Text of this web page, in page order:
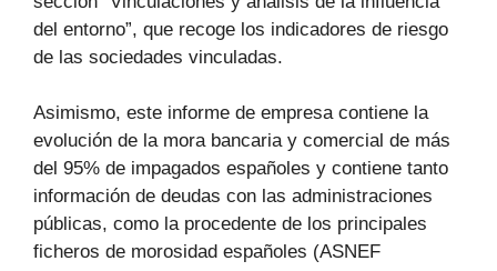
del entorno”, que recoge los indicadores de riesgo
de las sociedades vinculadas.
Asimismo, este informe de empresa contiene la
evolución de la mora bancaria y comercial de más
del 95% de impagados españoles y contiene tanto
información de deudas con las administraciones
públicas, como la procedente de los principales
ficheros de morosidad españoles (ASNEF